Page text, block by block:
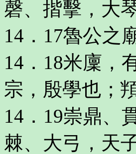
磬、揩擊，大
14．17魯公之
14．18米廩，
宗，殷學也；
14．19崇鼎、
棘、大弓，天